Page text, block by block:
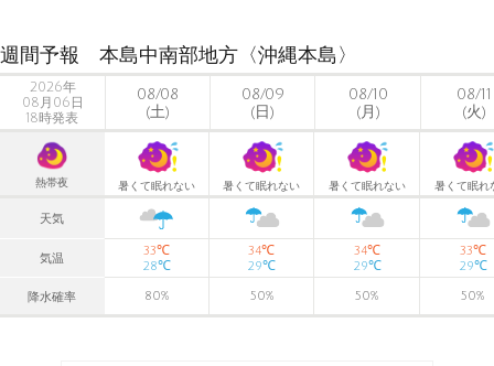
週間予報 本島中南部地方〈沖縄本島〉
2026年
08月06日
18時発表
08/08
(土)
08/09
(日)
08/10
(月)
08/11
(火)
熱帯夜 暑くて眠れない 暑くて眠れない 暑くて眠れない 暑くて眠れ
天気
気温
33℃
28℃
34℃
29℃
34℃
29℃
33℃
29℃
降水確率 80% 50% 50% 50%